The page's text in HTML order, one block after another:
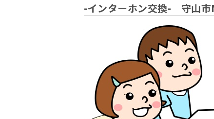
-インターホン交換- 守山市